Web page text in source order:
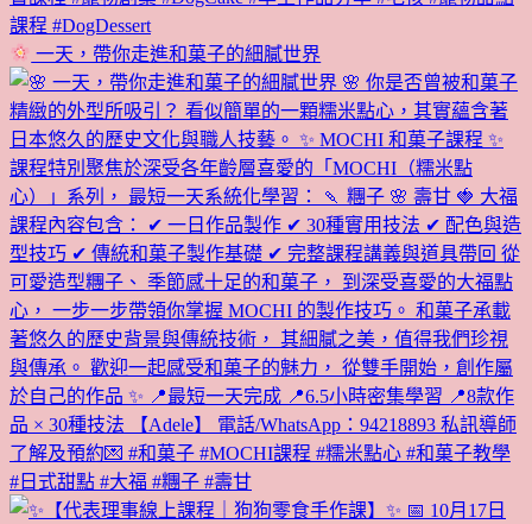
一天，帶你走進和菓子的細膩世界